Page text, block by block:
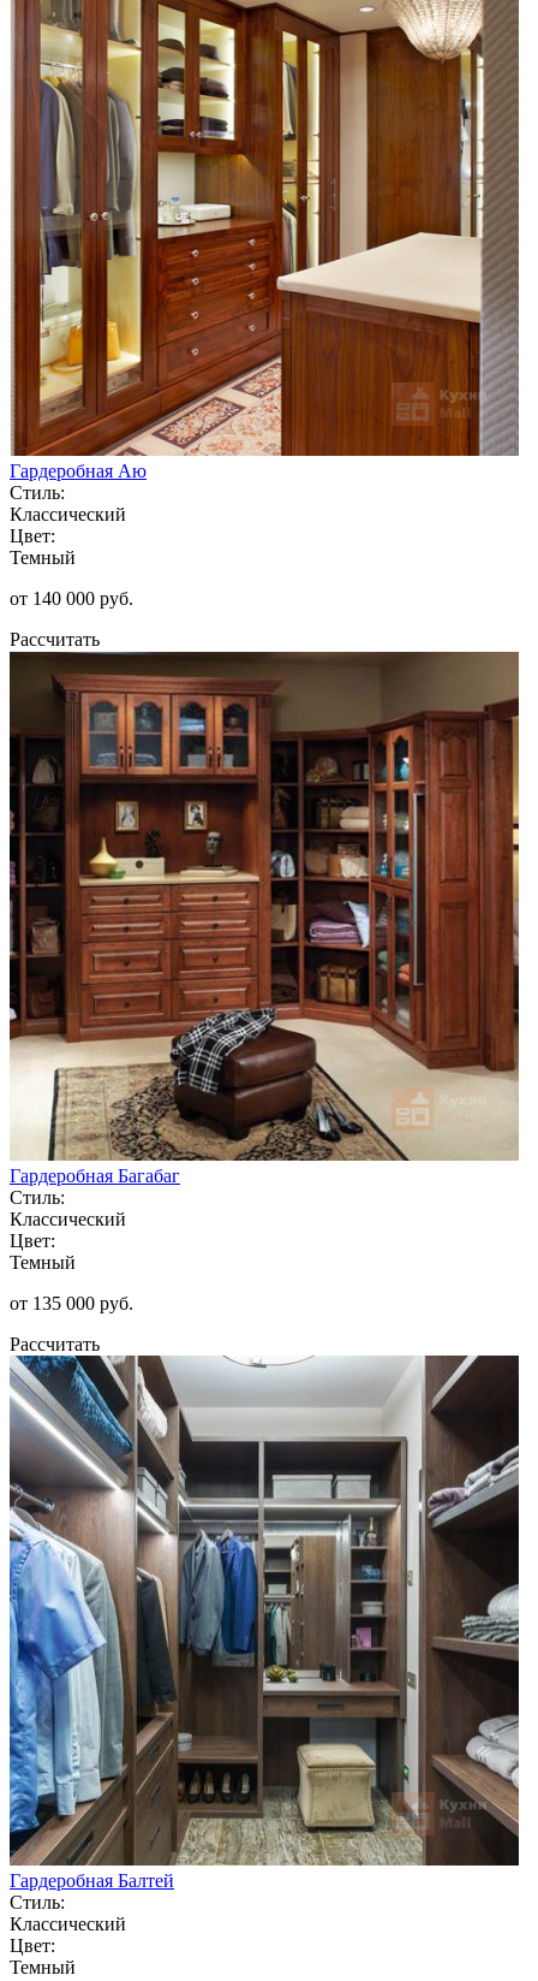
Гардеробная Аю
Стиль:
Классический
Цвет:
Темный
от 140 000 руб.
Рассчитать
Гардеробная Багабаг
Стиль:
Классический
Цвет:
Темный
от 135 000 руб.
Рассчитать
Гардеробная Балтей
Стиль:
Классический
Цвет:
Темный